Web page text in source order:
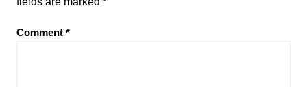
Comment *